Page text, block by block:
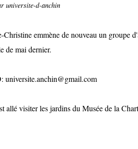
universite-d-anchin
emmène de nouveau un groupe
de mai dernier.
universite.anchin@gmail.com
allé visiter les jardins du Musée de la